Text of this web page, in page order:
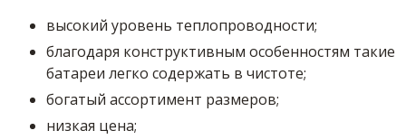
высокий уровень теплопроводности;
благодаря конструктивным особенностям такие
батареи легко содержать в чистоте;
богатый ассортимент размеров;
низкая цена;